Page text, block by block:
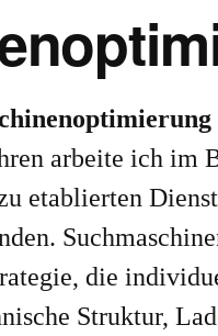
arbeite ich
etablierten
die
Struktur,